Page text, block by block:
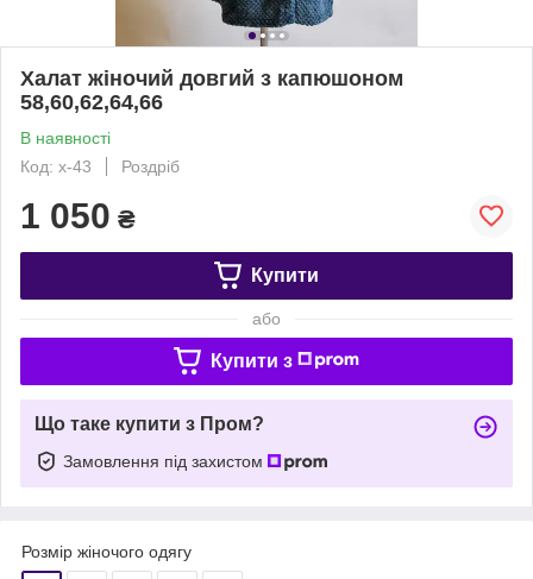
Халат жіночий довгий з капюшоном
58,60,62,64,66
В наявності
Код: х-43
Роздріб
1 050 ₴
Купити
або
Купити з
Що таке купити з Пром?
Замовлення під захистом
Розмір жіночого одягу